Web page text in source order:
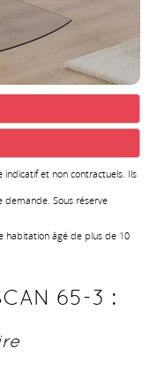
indicatif et non contractuels. Ils
demande. Sous réserve
habitation âgé de plus de 10
65-3 :